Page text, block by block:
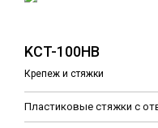
KCT-100HB
Крепеж и стяжки
Пластиковые стяжки c